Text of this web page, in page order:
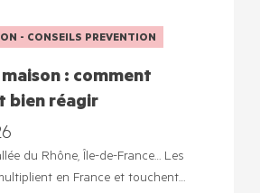
- CONSEILS PREVENTION
: comment
bien réagir
du Rhône, Île-de-France… Les
en France et touchent…